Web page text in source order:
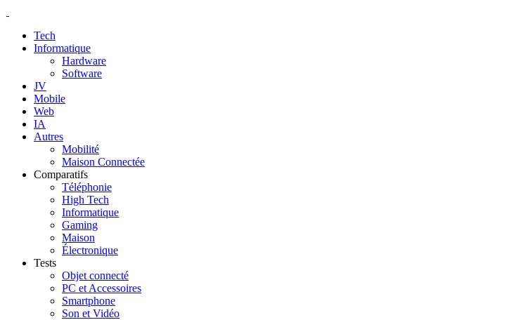
Tech
Informatique
Hardware
Software
JV
Mobile
Web
IA
Autres
Mobilité
Maison Connectée
Comparatifs
Téléphonie
High Tech
Informatique
Gaming
Maison
Électronique
Tests
Objet connecté
PC et Accessoires
Smartphone
Son et Vidéo